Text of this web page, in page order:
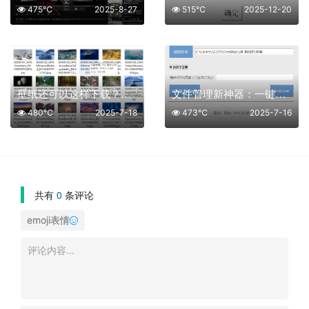
2025-8-27
475℃ 2025-12-20
515℃
壁纸还可以这样下载？效率真高
2025-7-18
480℃
文件管理新神器：一键生成目录结构
2025-7-16
473℃
共有 0 条评论
emoji表情